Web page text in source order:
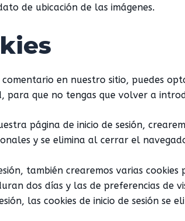
de ubicación de las imágenes.
comentario en nuestro sitio, puedes
para que no tengas que volver a
página de inicio de sesión,
y se elimina al cerrar el
también crearemos varias
dos días y las de preferencias de
las cookies de inicio de sesión se